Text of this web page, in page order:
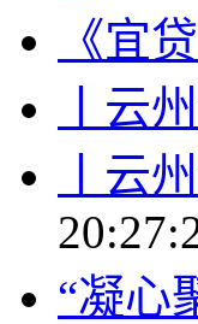
《宜
丨云
丨云
“凝心